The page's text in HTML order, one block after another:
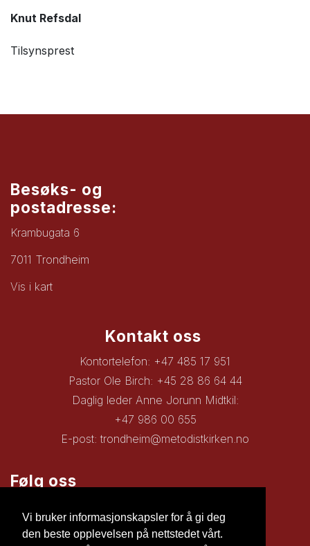
Vi bruker informasjonskapsler for å gi deg
den beste opplevelsen på nettstedet vårt.
Knut Refsdal
Tilsynsprest
Besøks- og
postadresse:
Krambugata 6
7011 Trondheim
Vis i kart
Kontakt oss
Kontortelefon: +47 485 17 951
Pastor Ole Birch: +45 28 86 64 44
Daglig leder Anne Jorunn Midtkil:
+47 986 00 655
E-post:trondheim@metodistkirken.no
Følg oss